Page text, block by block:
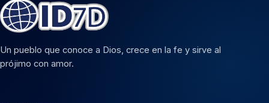
Un pueblo que conoce a Dios, crece en la fe y sirve al
prójimo con amor.